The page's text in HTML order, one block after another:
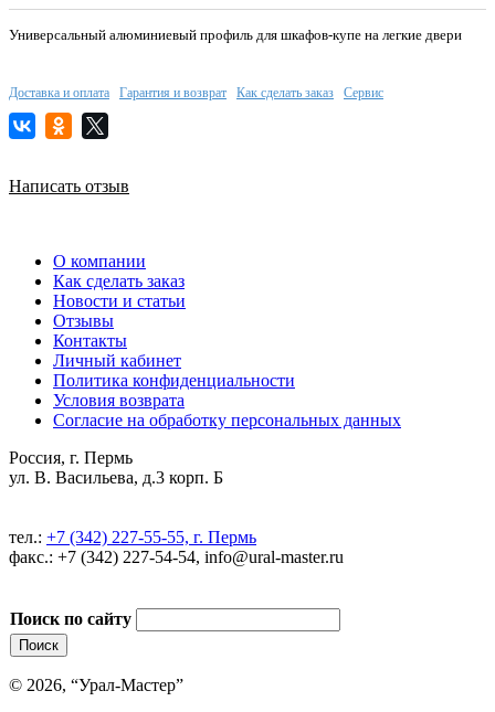
Универсальный алюминиевый профиль для шкафов-купе на легкие двери
Доставка и оплата Гарантия и возврат Как сделать заказ Сервис
Написать отзыв
О компании
Как сделать заказ
Новости и статьи
Отзывы
Контакты
Личный кабинет
Политика конфиденциальности
Условия возврата
Согласие на обработку персональных данных
Россия, г. Пермь
ул. В. Васильева, д.3 корп. Б
тел.: +7 (342) 227-55-55, г. Пермь
факс.: +7 (342) 227-54-54, info@ural-master.ru
Поиск по сайту
© 2026, “Урал-Мастер”